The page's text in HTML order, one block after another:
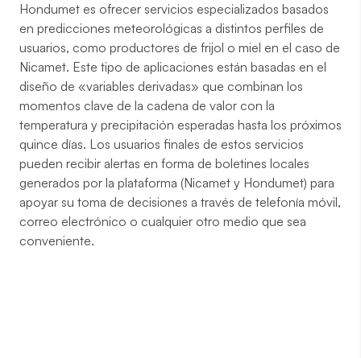
Hondumet es ofrecer servicios especializados basados
en predicciones meteorológicas a distintos perfiles de
usuarios, como productores de frijol o miel en el caso de
Nicamet. Este tipo de aplicaciones están basadas en el
diseño de «variables derivadas» que combinan los
momentos clave de la cadena de valor con la
temperatura y precipitación esperadas hasta los próximos
quince días. Los usuarios finales de estos servicios
pueden recibir alertas en forma de boletines locales
generados por la plataforma (Nicamet y Hondumet) para
apoyar su toma de decisiones a través de telefonía móvil,
correo electrónico o cualquier otro medio que sea
conveniente.